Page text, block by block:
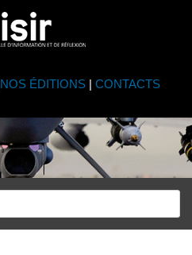
NOS ÉDITIONS| CONTACTS